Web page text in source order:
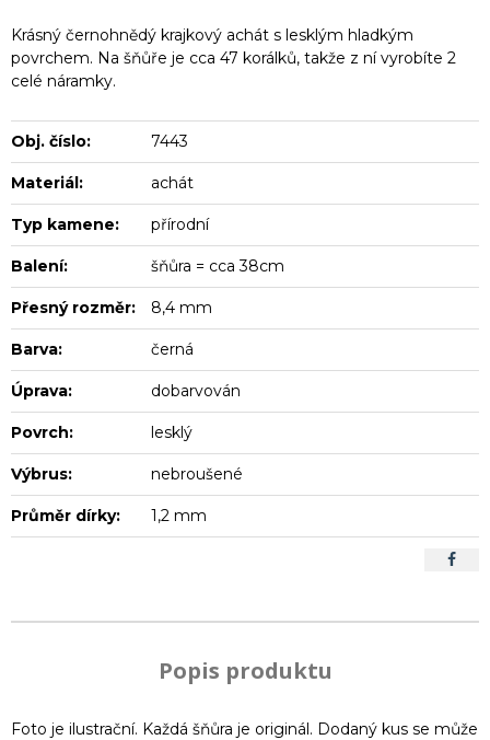
Krásný černohnědý krajkový achát s lesklým hladkým
povrchem. Na šňůře je cca 47 korálků, takže z ní vyrobíte 2
celé náramky.
Obj. číslo: 7443
Materiál: achát
Typ kamene: přírodní
Balení: šňůra = cca 38cm
Přesný rozměr: 8,4 mm
Barva: černá
Úprava: dobarvován
Povrch: lesklý
Výbrus: nebroušené
Průměr dírky: 1,2 mm
Popis produktu
Foto je ilustrační. Každá šňůra je originál. Dodaný kus se může